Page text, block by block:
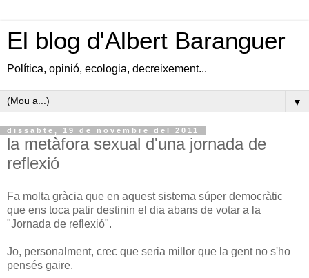
El blog d'Albert Baranguer
Política, opinió, ecologia, decreixement...
▼
dissabte, 19 de novembre del 2011
la metàfora sexual d'una jornada de
reflexió
Fa molta gràcia que en aquest sistema súper democràtic
que ens toca patir destinin el dia abans de votar a la
"Jornada de reflexió".
Jo, personalment, crec que seria millor que la gent no s'ho
pensés gaire.